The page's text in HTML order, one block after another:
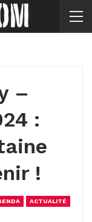
–
:
!
ACTUALITÉ